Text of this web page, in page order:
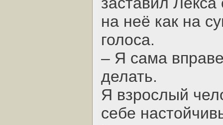
на неё как на
голоса.
– Я сама
делать.
Я взрослый
себе